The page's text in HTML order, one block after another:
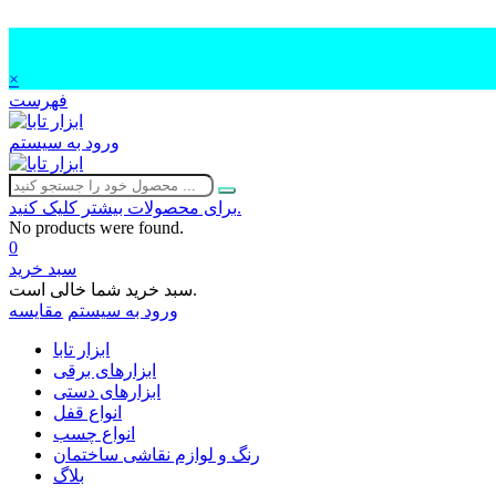
×
فهرست
ورود به سیستم
برای محصولات بیشتر کلیک کنید.
No products were found.
0
سبد خرید
سبد خرید شما خالی است.
ورود به سیستم مقایسه
ابزار تابا
ابزارهای برقی
ابزارهای دستی
انواع قفل
انواع چسب
رنگ و لوازم نقاشی ساختمان
بلاگ